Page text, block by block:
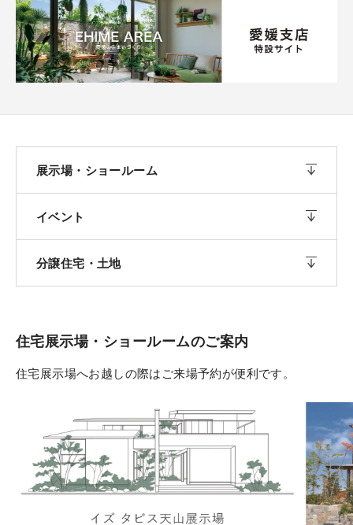
展示場・ショールーム
イベント
分譲住宅・土地
住宅展示場・ショールームのご案内
住宅展示場へお越しの際はご来場予約が便利です。